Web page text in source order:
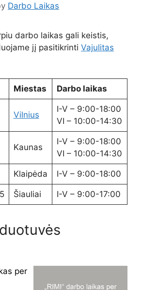
Darbo Laikas
darbo laikas gali keistis,
jį pasitikrinti Vajulitas
Miestas Darbo laikas
Vilnius
I-V – 9:00-18:00
VI – 10:00-14:30
Kaunas
I-V – 9:00-18:00
VI – 10:00-14:30
Klaipėda I-V – 9:00-18:00
Šiauliai I-V – 9:00-17:00
per